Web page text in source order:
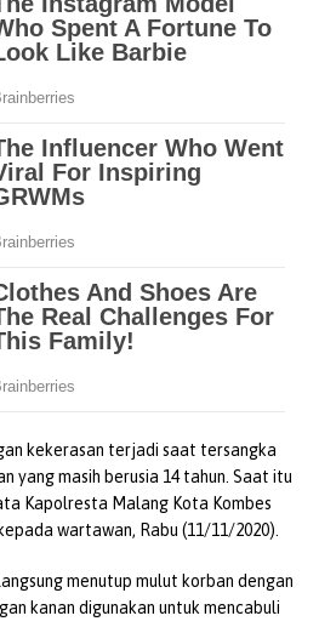
kekerasan terjadi saat tersangka
yang masih berusia 14 tahun. Saat itu
Kapolresta Malang Kota Kombes
wartawan, Rabu (11/11/2020).
menutup mulut korban dengan
kanan digunakan untuk mencabuli